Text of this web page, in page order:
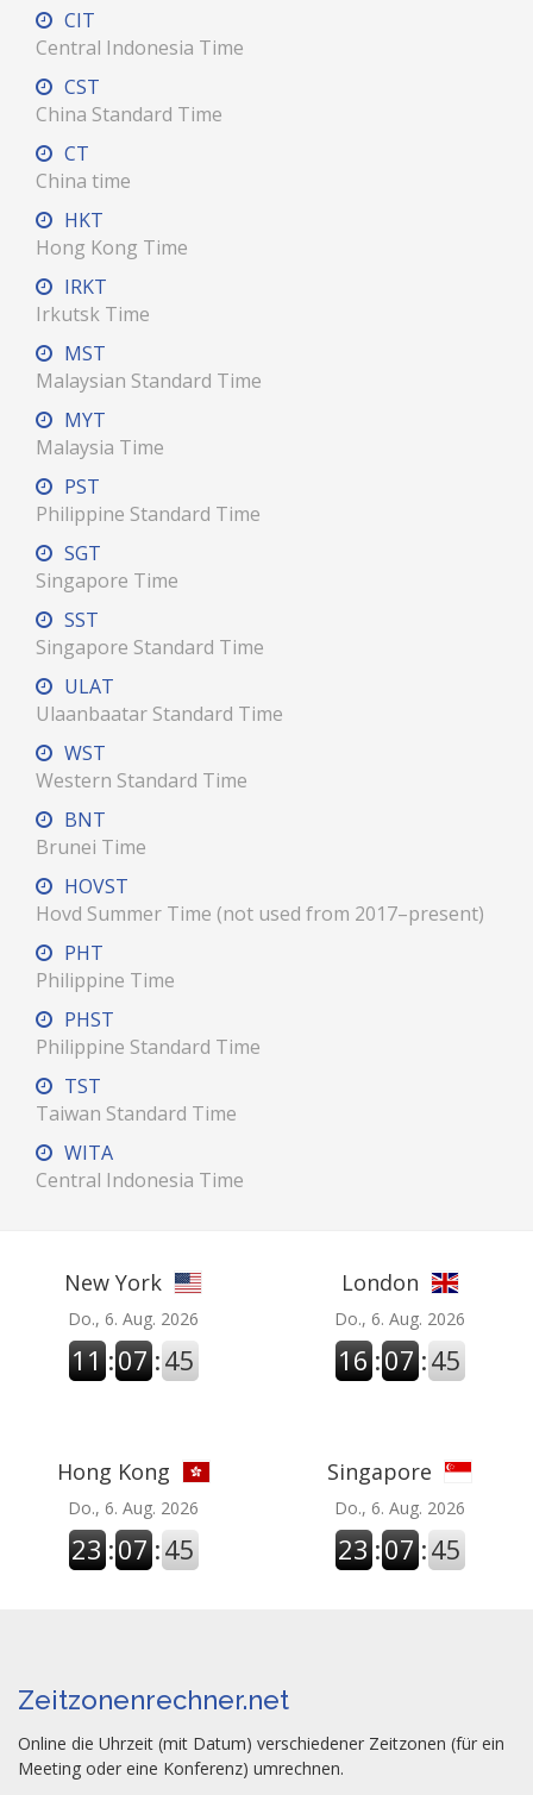
CIT
Central Indonesia Time
CST
China Standard Time
CT
China time
HKT
Hong Kong Time
IRKT
Irkutsk Time
MST
Malaysian Standard Time
MYT
Malaysia Time
PST
Philippine Standard Time
SGT
Singapore Time
SST
Singapore Standard Time
ULAT
Ulaanbaatar Standard Time
WST
Western Standard Time
BNT
Brunei Time
HOVST
Hovd Summer Time (not used from 2017–present)
PHT
Philippine Time
PHST
Philippine Standard Time
TST
Taiwan Standard Time
WITA
Central Indonesia Time
New York
Do., 6. Aug. 2026
11 :07 :45
London
Do., 6. Aug. 2026
16 :07 :45
Hong Kong
Do., 6. Aug. 2026
23 :07 :45
Singapore
Do., 6. Aug. 2026
23 :07 :45
Zeitzonenrechner.net
Online die Uhrzeit (mit Datum) verschiedener Zeitzonen (für ein
Meeting oder eine Konferenz) umrechnen.